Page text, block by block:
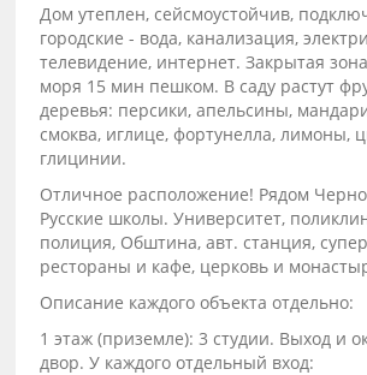
Дом утеплен, сейсмоустойчив,
городские - вода, канализация,
телевидение, интернет. Закрытая
моря 15 мин пешком. В саду растут
деревья: персики, апельсины,
смоква, иглице, фортунелла, лимоны,
глицинии.
Отличное расположение! Рядом
Русские школы. Университет,
полиция, Обштина, авт. станция,
рестораны и кафе, церковь и
Описание каждого объекта отдельно:
1 этаж (приземле): 3 студии. Выход и
двор. У каждого отдельный вход: